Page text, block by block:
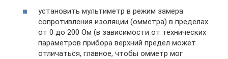
установить мультиметр в режим замера
сопротивления изоляции (омметра) в пределах
от 0 до 200 Ом (в зависимости от технических
параметров прибора верхний предел может
отличаться, главное, чтобы омметр мог